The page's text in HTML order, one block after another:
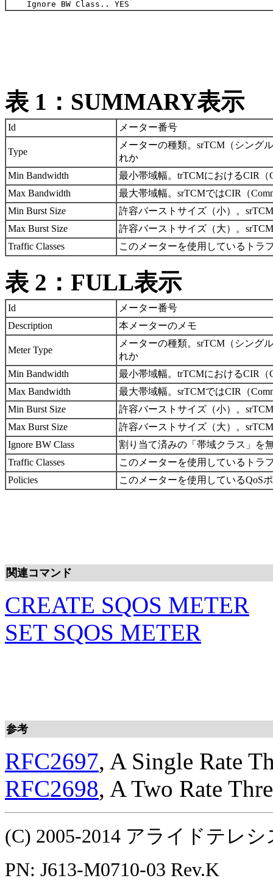
表 1：SUMMARY表示
Id メーター番号
Type
メーターの種類。srTCM（シング
れか
Min Bandwidth
最小帯域幅。trTCMにおけるCIR（
Max Bandwidth
最大帯域幅。srTCMではCIR（
Min Burst Size
許容バーストサイズ（小）。
Max Burst Size
許容バーストサイズ（大）。srTCM
Traffic Classes
このメーターを使用しているトラ
表 2：FULL表示
Id
メーター番号
Description
本メーターのメモ
Meter Type
メーターの種類。srTCM（シング
れか
Min Bandwidth
最小帯域幅。trTCMにおけるCIR（
Max Bandwidth
最大帯域幅。srTCMではCIR（
Min Burst Size
許容バーストサイズ（小）。
Max Burst Size
許容バーストサイズ（大）。srTCM
Ignore BW Class
割り当て済みの「帯域クラス」を
Traffic Classes
このメーターを使用しているトラ
Policies
このメーターを使用しているQoS
関連コマンド
CREATE SQOS METER
SET SQOS METER
参考
RFC2697, A Single Rate
RFC2698, A Two Rate
(C) 2005-2014 アライドテレ
PN: J613-M0710-03 Rev.K